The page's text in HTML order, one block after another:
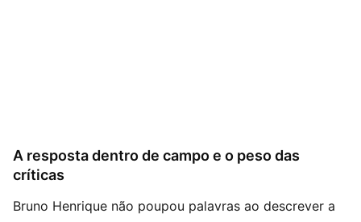
A resposta dentro de campo e o peso das
críticas
Bruno Henrique não poupou palavras ao descrever a